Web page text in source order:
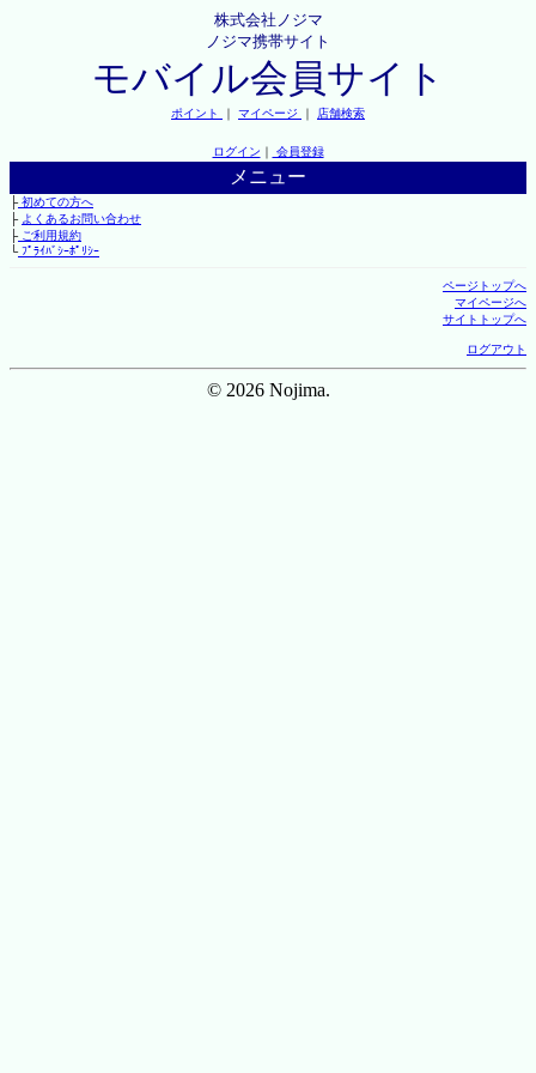
株式会社ノジマ
ノジマ携帯サイト
モバイル会員サイト
ポイント ｜ マイページ ｜ 店舗検索
ログイン ｜ 会員登録
メニュー
├初めての方へ
├ よくあるお問い合わせ
├ご利用規約
└ﾌﾟﾗｲﾊﾞｼｰﾎﾟﾘｼｰ
ページトップへ
マイページへ
サイトトップへ
ログアウト
© 2026 Nojima.